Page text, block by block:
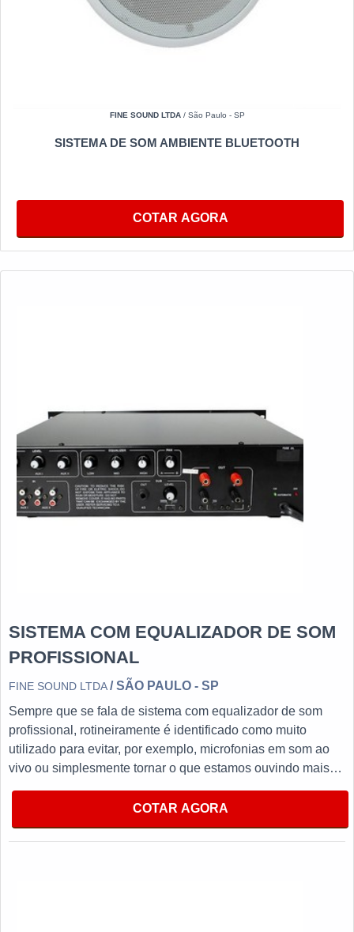
FINE SOUND LTDA/ São Paulo - SP
SISTEMA DE SOM AMBIENTE BLUETOOTH
COTAR AGORA
SISTEMA COM EQUALIZADOR DE SOM
PROFISSIONAL
FINE SOUND LTDA/ SÃO PAULO - SP
Sempre que se fala de sistema com equalizador de som
profissional, rotineiramente é identificado como muito
utilizado para evitar, por exemplo, microfonias em som ao
vivo ou simplesmente tornar o que estamos ouvindo mais
VANTAGENSProduzido com materiais de alta qualidade que
garantem um bom desempenho durante todo a vida útil do
equipamento, utilizado para reduzir a incidência de
COTAR AGORA